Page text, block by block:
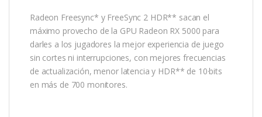
Radeon Freesync* y FreeSync 2 HDR** sacan el
máximo provecho de la GPU Radeon RX 5000 para
darles a los jugadores la mejor experiencia de juego
sin cortes ni interrupciones, con mejores frecuencias
de actualización, menor latencia y HDR** de 10·bits
en más de 700 monitores.